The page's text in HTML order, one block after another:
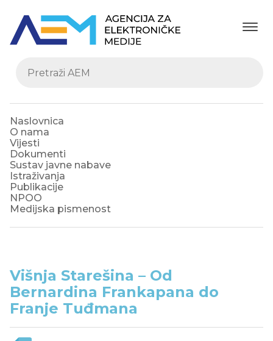
Naslovnica
O nama
Vijesti
Dokumenti
Sustav javne nabave
Istraživanja
Publikacije
NPOO
Medijska pismenost
Višnja Starešina – Od
Bernardina Frankapana do
Franje Tuđmana